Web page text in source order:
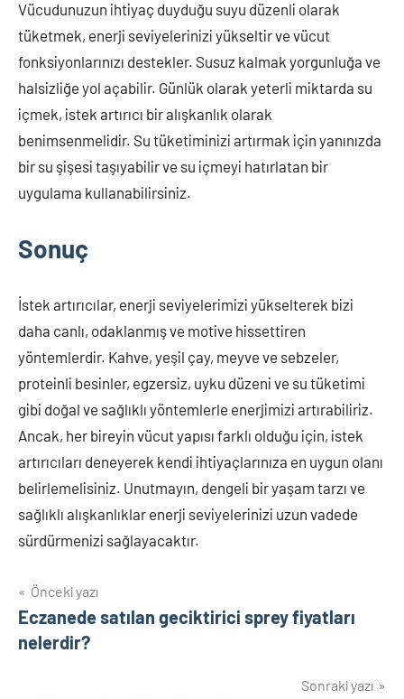
Vücudunuzun ihtiyaç duyduğu suyu düzenli olarak
tüketmek, enerji seviyelerinizi yükseltir ve vücut
fonksiyonlarınızı destekler. Susuz kalmak yorgunluğa ve
halsizliğe yol açabilir. Günlük olarak yeterli miktarda su
içmek, istek artırıcı bir alışkanlık olarak
benimsenmelidir. Su tüketiminizi artırmak için yanınızda
bir su şişesi taşıyabilir ve su içmeyi hatırlatan bir
uygulama kullanabilirsiniz.
Sonuç
İstek artırıcılar, enerji seviyelerimizi yükselterek bizi
daha canlı, odaklanmış ve motive hissettiren
yöntemlerdir. Kahve, yeşil çay, meyve ve sebzeler,
proteinli besinler, egzersiz, uyku düzeni ve su tüketimi
gibi doğal ve sağlıklı yöntemlerle enerjimizi artırabiliriz.
Ancak, her bireyin vücut yapısı farklı olduğu için, istek
artırıcıları deneyerek kendi ihtiyaçlarınıza en uygun olanı
belirlemelisiniz. Unutmayın, dengeli bir yaşam tarzı ve
sağlıklı alışkanlıklar enerji seviyelerinizi uzun vadede
sürdürmenizi sağlayacaktır.
Yazı
gezinmesi
Önceki yazı
Eczanede satılan geciktirici sprey fiyatları
nelerdir?
Sonraki yazı